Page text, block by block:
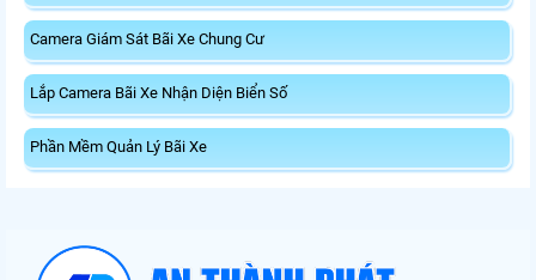
Camera Giám Sát Bãi Xe Chung Cư
Lắp Camera Bãi Xe Nhận Diện Biển Số
Phần Mềm Quản Lý Bãi Xe